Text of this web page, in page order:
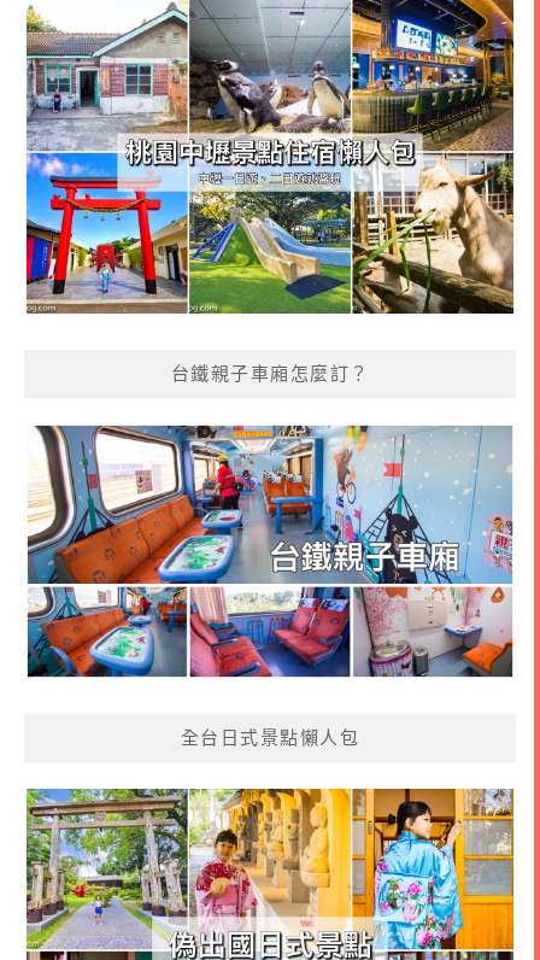
台鐵親子車廂怎麼訂？
全台日式景點懶人包